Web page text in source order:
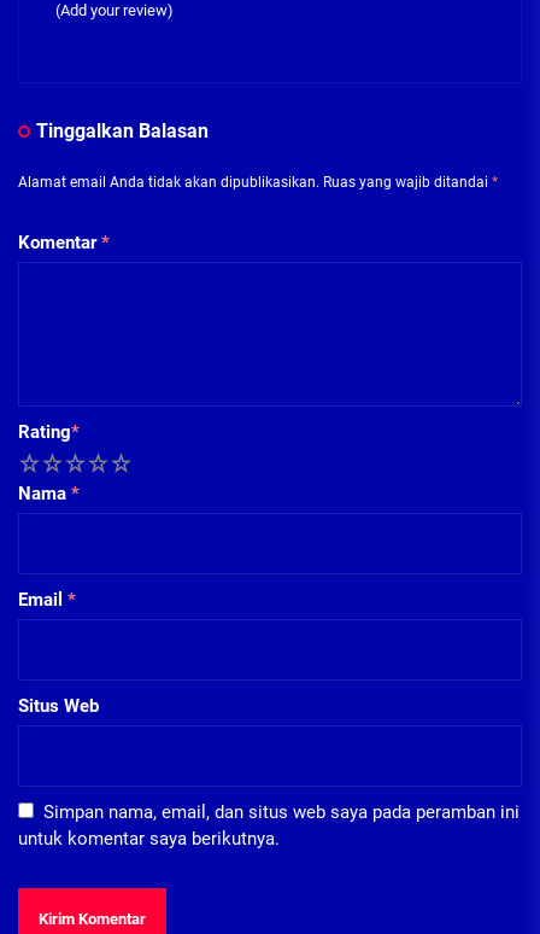
(Add your review)
Tinggalkan Balasan
Alamat email Anda tidak akan dipublikasikan. Ruas yang wajib ditandai *
Komentar*
Rating*
5
4
3
2
Nama *
Email *
Situs Web
Simpan nama, email, dan situs web saya pada peramban ini
untuk komentar saya berikutnya.